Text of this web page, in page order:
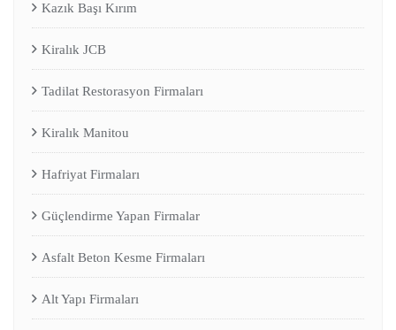
Kazık Başı Kırım
Kiralık JCB
Tadilat Restorasyon Firmaları
Kiralık Manitou
Hafriyat Firmaları
Güçlendirme Yapan Firmalar
Asfalt Beton Kesme Firmaları
Alt Yapı Firmaları